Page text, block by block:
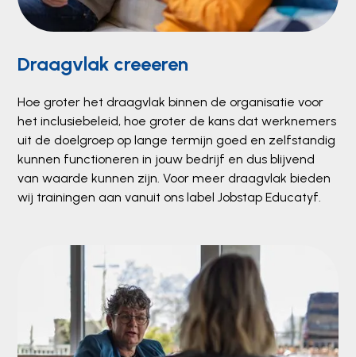
Draagvlak creeeren
Hoe groter het draagvlak binnen de organisatie voor
het inclusiebeleid, hoe groter de kans dat werknemers
uit de doelgroep op lange termijn goed en zelfstandig
kunnen functioneren in jouw bedrijf en dus blijvend
van waarde kunnen zijn. Voor meer draagvlak bieden
wij trainingen aan vanuit ons label Jobstap Educatyf.